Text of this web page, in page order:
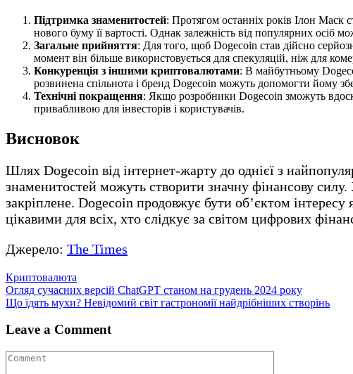
Підтримка знаменитостей: Протягом останніх років Ілон
нового буму її вартості. Однак залежність від популярних осіб
Загальне прийняття: Для того, щоб Dogecoin став дійсно
момент він більше використовується для спекуляцій, ніж для
Конкуренція з іншими криптовалютами: В майбутньому
розвинена спільнота і бренд Dogecoin можуть допомогти йому
Технічні покращення: Якщо розробники Dogecoin зможуть
привабливою для інвесторів і користувачів.
Висновок
Шлях Dogecoin від інтернет-жарту до однієї з
знаменитостей можуть створити значну фінансову
закріплене. Dogecoin продовжує бути об’єктом інтересу
цікавими для всіх, хто слідкує за світом цифрових
Джерело: The Times
Криптовалюта
Навігація
записів
Огляд сучасних версій ChatGPT станом на грудень 2024 року
Що їдять мухи? Невідомий світ гастрономії найдрібніших створінь
Leave a Comment